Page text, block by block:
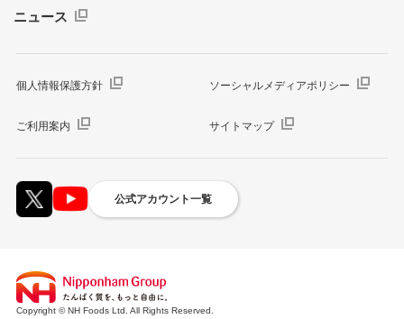
ニュース
個人情報保護方針 ソーシャルメディアポリシー
ご利用案内 サイトマップ
公式アカウント一覧
Copyright © NH Foods Ltd. All Rights Reserved.